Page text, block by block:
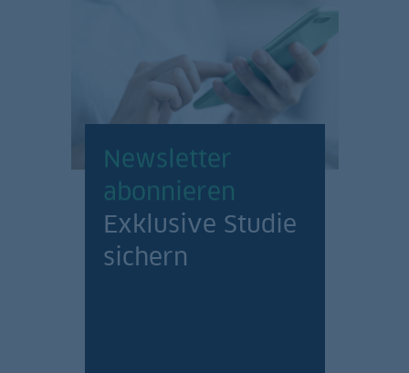
Newsletter
abonnieren
Exklusive Studie
sichern